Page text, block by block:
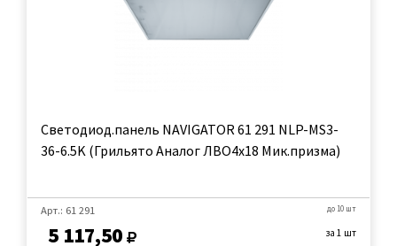
Светодиод.панель NAVIGATOR 61 291 NLP-MS3-
36-6.5K (Грильято Аналог ЛВО4х18 Мик.призма)
Арт.: 61 291
5 117,50
до 10 шт
за 1 шт